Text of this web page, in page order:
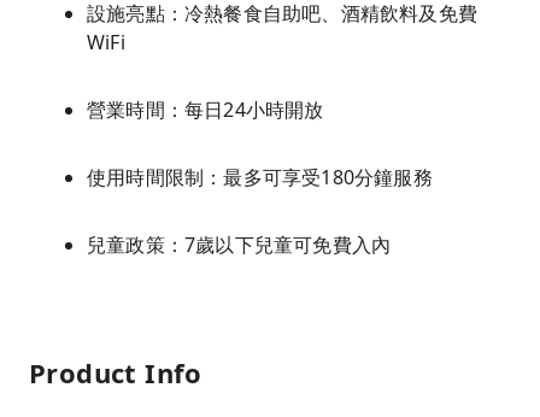
設施亮點：冷熱餐食自助吧、酒精飲料及免費
WiFi
營業時間：每日24小時開放
使用時間限制：最多可享受180分鐘服務
兒童政策：7歲以下兒童可免費入內
Product Info